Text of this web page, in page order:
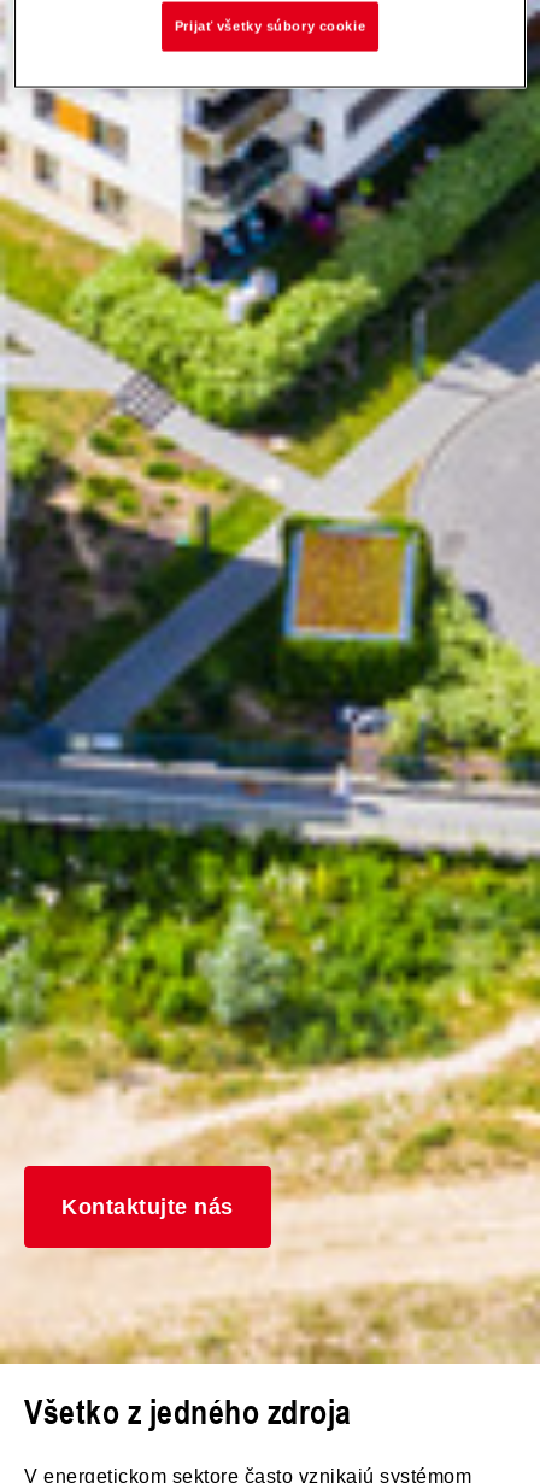
Kontaktujte nás
Všetko z jedného zdroja
V energetickom sektore často vznikajú systémom
Prijať všetky súbory cookie